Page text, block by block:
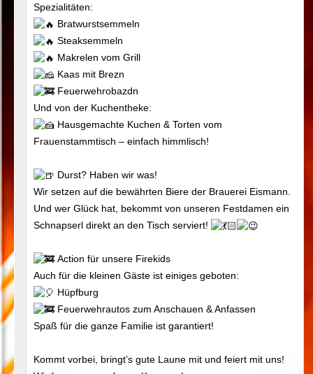
Spezialitäten:
Bratwurstsemmeln
Steaksemmeln
Makrelen vom Grill
Kaas mit Brezn
Feuerwehrobazdn
Und von der Kuchentheke:
Hausgemachte Kuchen & Torten vom
Frauenstammtisch – einfach himmlisch!
Durst? Haben wir was!
Wir setzen auf die bewährten Biere der Brauerei Eismann.
Und wer Glück hat, bekommt von unseren Festdamen ein
Schnapserl direkt an den Tisch serviert!
Action für unsere Firekids
Auch für die kleinen Gäste ist einiges geboten:
Hüpfburg
Feuerwehrautos zum Anschauen & Anfassen
Spaß für die ganze Familie ist garantiert!
Kommt vorbei, bringt’s gute Laune mit und feiert mit uns!